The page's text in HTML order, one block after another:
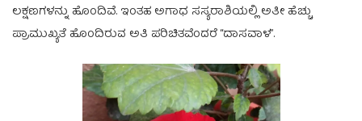
ಲಕ್ಷಣಗಳನ್ನು ಹೊಂದಿವೆ. ಇಂತಹ ಅಗಾಧ ಸಸ್ಯರಾಶಿಯಲ್ಲಿ ಅತೀ ಹೆಚ್ಚು
ಪ್ರಾಮುಖ್ಯತೆ ಹೊಂದಿರುವ ಅತಿ ಪರಿಚಿತವೆಂದರೆ “ದಾಸವಾಳ”.